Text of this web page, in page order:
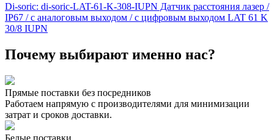
Di-soric: di-soric-LAT-61-K-308-IUPN Датчик расстояния лазер /
IP67 / с аналоговым выходом / с цифровым выходом LAT 61 K
30/8 IUPN
Почему выбирают именно нас?
Прямые поставки без посредников
Работаем напрямую с производителями для минимизации
затрат и сроков доставки.
Белые поставки